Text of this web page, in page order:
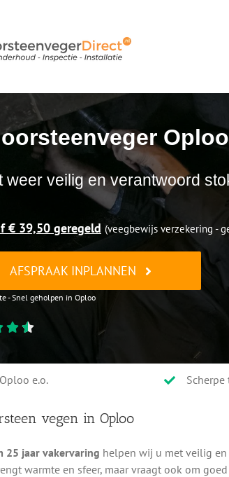
Oploo
weer veilig en verantwoord
€ 39,50 geregeld (veegbewijs verzekering -
AFSPRAAK INPLANNEN
- Snel geholpen in Oploo
e.o. Scherpe
vegen in Oploo
25 jaar vakervaring helpen wij u met veilig
warmte en sfeer, maar vraagt ook om